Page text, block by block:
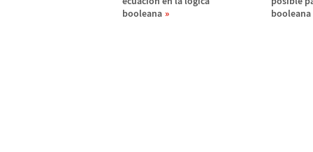
booleana
booleana